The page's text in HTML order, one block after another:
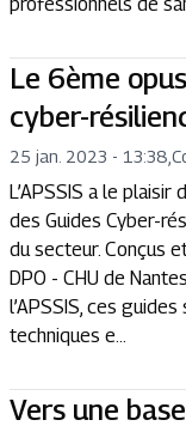
Le 6ème
cyber-
25 jan. 2023 - 13:38
L’APSSIS a le plaisir
des Guides Cyber-
du secteur. Conçus
DPO - CHU de
l’APSSIS, ces
techniques e...
Vers une